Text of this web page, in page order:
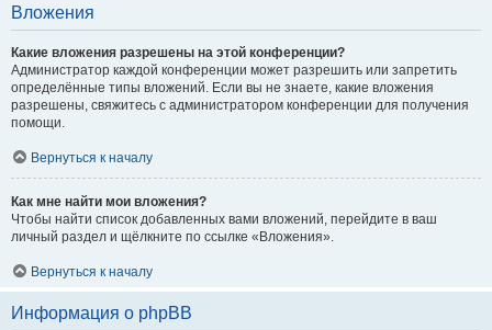
Вложения
Какие вложения разрешены на этой конференции?
Администратор каждой конференции может разрешить или запретить
определённые типы вложений. Если вы не знаете, какие вложения
разрешены, свяжитесь с администратором конференции для получения
помощи.
Вернуться к началу
Как мне найти мои вложения?
Чтобы найти список добавленных вами вложений, перейдите в ваш
личный раздел и щёлкните по ссылке «Вложения».
Вернуться к началу
Информация о phpBB